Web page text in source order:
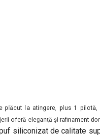
la atingere, plus 1 pilotă,
oferă eleganță și rafinament
siliconizat de calitate